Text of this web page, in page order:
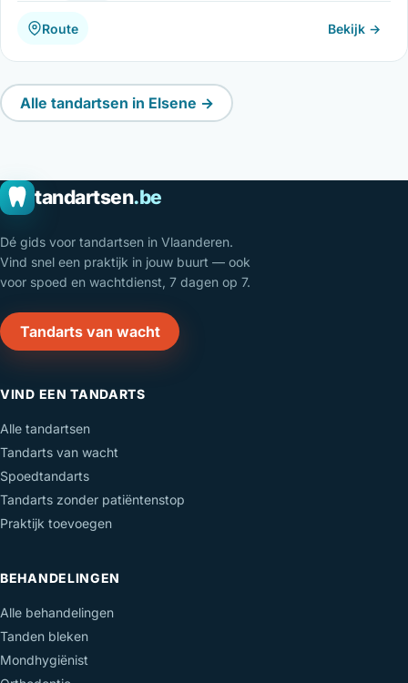
Route Bekijk →
Alle tandartsen in Elsene →
tandartsen.be
Dé gids voor tandartsen in Vlaanderen.
Vind snel een praktijk in jouw buurt — ook
voor spoed en wachtdienst, 7 dagen op 7.
Tandarts van wacht
VIND EEN TANDARTS
Alle tandartsen
Tandarts van wacht
Spoedtandarts
Tandarts zonder patiëntenstop
Praktijk toevoegen
BEHANDELINGEN
Alle behandelingen
Tanden bleken
Mondhygiënist